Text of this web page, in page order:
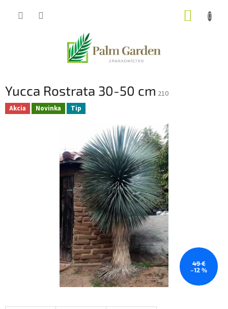
Yucca Rostrata 30-50 cm 210
Akcia Novinka Tip
49 €
–12 %